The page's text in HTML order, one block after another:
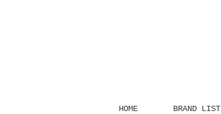
HOME BRAND LIST